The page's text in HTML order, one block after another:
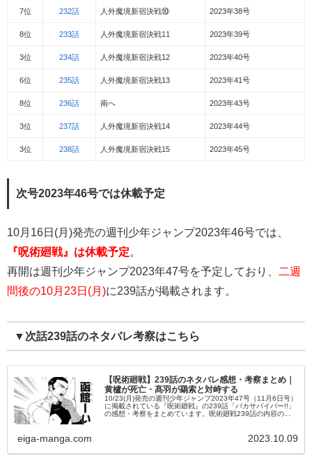
7位 232話 人外魔境新宿決戦⑩ 2023年38号
8位 233話 人外魔境新宿決戦11 2023年39号
3位 234話 人外魔境新宿決戦12 2023年40号
6位 235話 人外魔境新宿決戦13 2023年41号
8位 236話 南へ 2023年43号
3位 237話 人外魔境新宿決戦14 2023年44号
3位 238話 人外魔境新宿決戦15 2023年45号
次号2023年46号では休載予定
10月16日(月)発売の週刊少年ジャンプ2023年46号では、
『呪術廻戦』は休載予定。
再開は週刊少年ジャンプ2023年47号を予定しており、
二週
間後の10月23日(月)に239話が掲載されます。
▼次話239話のネタバレ考察はこちら
【呪術廻戦】239話のネタバレ感想・考察まとめ｜
黄櫨が死亡・髙羽が羂索と対峙する
10/23(月)発売の週刊少年ジャンプ2023年47号（11月6日号）
に掲載されている『呪術廻戦』の239話「バカサバイバー!!」
の感想・考察をまとめています。呪術廻戦239話の内容のネ
eiga-manga.com 2023.10.09